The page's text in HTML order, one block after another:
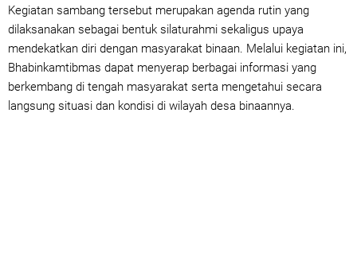
Kegiatan sambang tersebut merupakan agenda rutin yang
dilaksanakan sebagai bentuk silaturahmi sekaligus upaya
mendekatkan diri dengan masyarakat binaan. Melalui kegiatan ini,
Bhabinkamtibmas dapat menyerap berbagai informasi yang
berkembang di tengah masyarakat serta mengetahui secara
langsung situasi dan kondisi di wilayah desa binaannya.